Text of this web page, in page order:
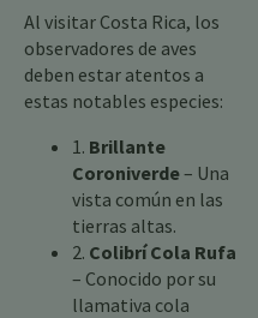
Al visitar Costa Rica, los
observadores de aves
deben estar atentos a
estas notables especies:
1. Brillante
Coroniverde– Una
vista común en las
tierras altas.
2. Colibrí Cola Rufa
– Conocido por su
llamativa cola